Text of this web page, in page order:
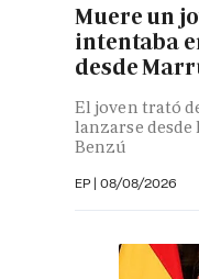
Muere un
intentaba
desde
El joven trató
lanzarse
Benzú
EP | 08/08/2026